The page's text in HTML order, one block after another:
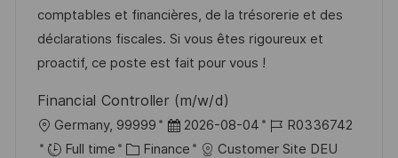
o
n
d
D
a
e
g
o
r
comptables et financières, de la trésorerie et des
déclarations fiscales. Si vous êtes rigoureux et
proactif, ce poste est fait pour vous !
Financial Controller (m/w/d)
L
o
Germany, 99999
P
o
2026-08-04
J
o
R0336742
Full time
C Finance
Customer Site DEU